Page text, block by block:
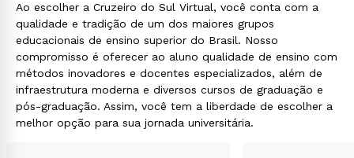
Ao escolher a Cruzeiro do Sul Virtual, você conta com a
qualidade e tradição de um dos maiores grupos
educacionais de ensino superior do Brasil. Nosso
compromisso é oferecer ao aluno qualidade de ensino com
métodos inovadores e docentes especializados, além de
infraestrutura moderna e diversos cursos de graduação e
pós-graduação. Assim, você tem a liberdade de escolher a
melhor opção para sua jornada universitária.